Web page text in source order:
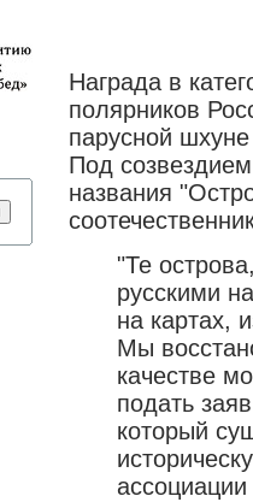
Награда в
полярников
парусной
Под
названия
"Те
русскими
на картах,
Мы
качестве
подать
который